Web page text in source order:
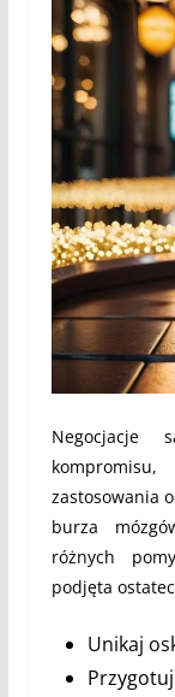
Negocjacje
zastosowania
burza
różnych
podjęta
Unikaj